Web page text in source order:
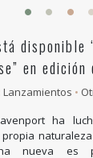
disponible
en
Lanzamientos •
ha
nueva es